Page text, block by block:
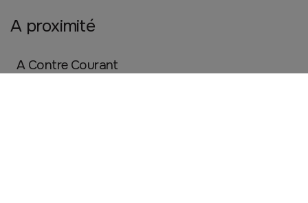
A proximité
A Contre Courant